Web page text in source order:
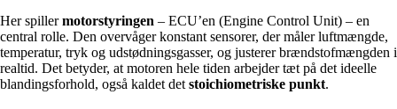
Her spillermotorstyringen – ECU’en (Engine Control Unit) – en
central rolle. Den overvåger konstant sensorer, der måler luftmængde,
temperatur, tryk og udstødningsgasser, og justerer brændstofmængden i
realtid. Det betyder, at motoren hele tiden arbejder tæt på det ideelle
blandingsforhold, også kaldet detstoichiometriske punkt.